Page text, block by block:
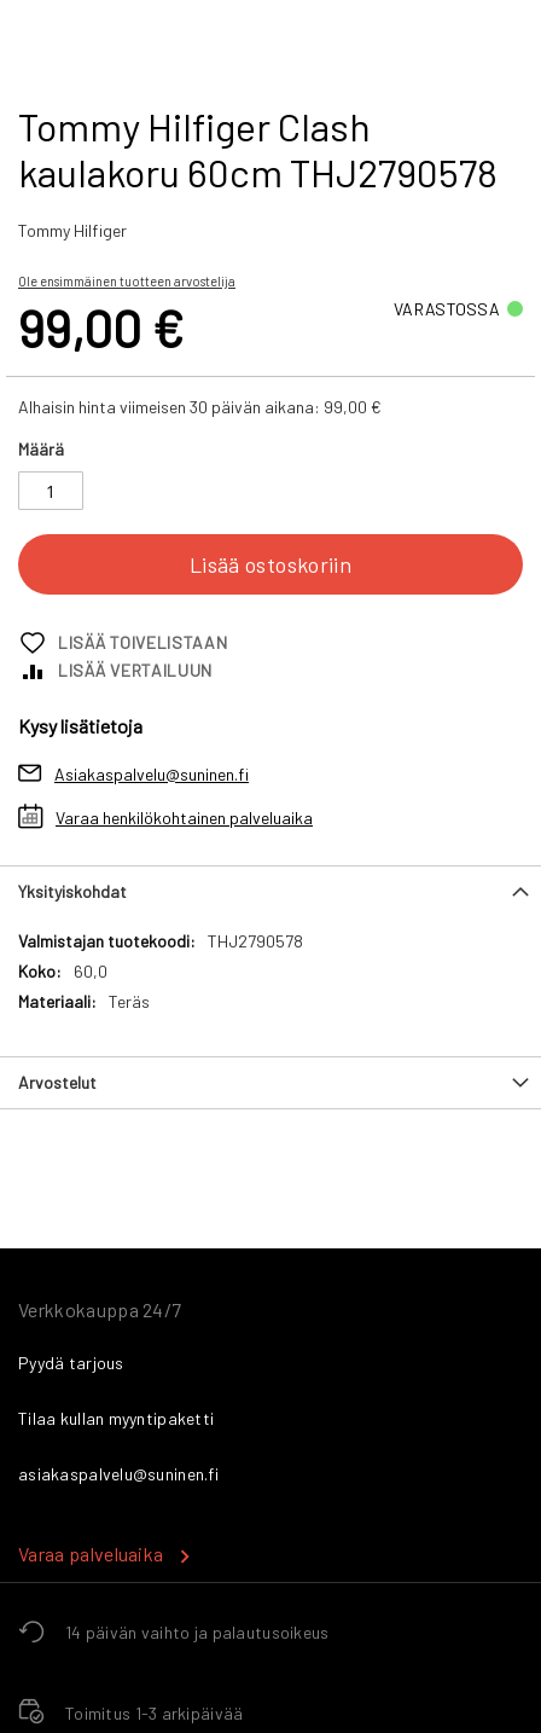
Skip
to
the
beginning
the
gallery
Tommy Hilfiger Clash
kaulakoru 60cm THJ2790578
Tommy Hilfiger
Ole ensimmäinen tuotteen arvostelija
99,00 € VARASTOSSA
Alhaisin hinta viimeisen 30 päivän aikana: 99,00 €
Määrä
Lisää ostoskoriin
LISÄÄ TOIVELISTAAN
LISÄÄ VERTAILUUN
Kysy lisätietoja
Asiakaspalvelu@suninen.fi
Varaa henkilökohtainen palveluaika
Yksityiskohdat
Yksityiskohdat
THJ2790578
60,0
Teräs
Arvostelut
14 päivän vaihto ja palautusoikeus
Toimitus 1-3 arkipäivää
Verkkokauppa 24/7
Pyydä tarjous
Tilaa kullan myyntipaketti
asiakaspalvelu@suninen.fi
Varaa palveluaika